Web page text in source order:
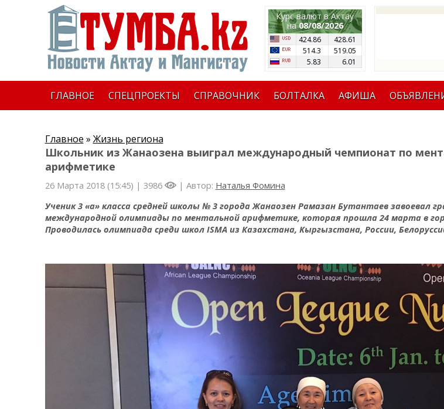
Курс валют в Актау
на08/08/2026
424.86
428.61
514.3
519.05
5.83
6.01
ГЛАВНОЕ СПЕЦПРОЕКТЫ СПРАВОЧНИК БОЛТАЛКА АФИША
Главное » Жизнь региона
Школьник из Жанаозена выиграл международный чемпионат по
арифметике
26 Марта 2018 (15:45) | 3986 | Автор: Наталья Фомина
Ученик 3 «а» класса средней школы № 3 города Жанаозен Рамазан Бутантаев завоевал
международной олимпиады по ментальной арифметике, которая прошла 24 марта в
Проводилась олимпиада среди школ ISMA из Казахстана, Кыргызстана, России,